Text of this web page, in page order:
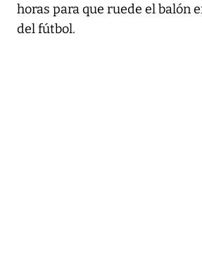
horas para que ruede el balón
del fútbol.